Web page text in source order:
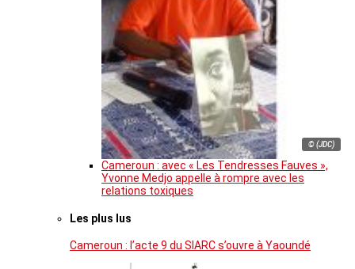
© (JDC)
Cameroun : avec « Les Tendresses Fauves »,
Yvonne Medjo appelle à rompre avec les
relations toxiques
Les plus lus
Cameroun : l’acte 9 du SIARC s’ouvre à Yaoundé